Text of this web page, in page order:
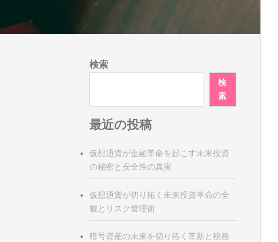
検索
検
索
最近の投稿
仮想通貨が金融革命を起こす未来投資
の秘密と安全性の真実
仮想通貨が切り拓く未来投資革命の全
貌とリスク管理術
暗号資産の未来を切り拓く革新と税務